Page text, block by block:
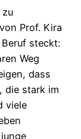
zu
Prof. Kira
steckt:
Weg
dass
die stark im
viele